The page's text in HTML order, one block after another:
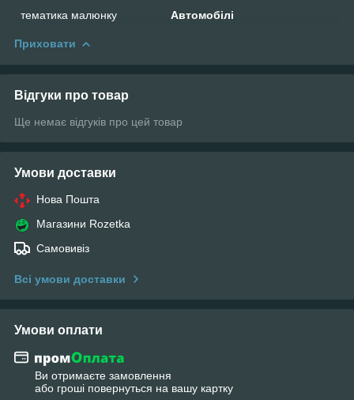
тематика малюнку
Автомобілі
Приховати
Відгуки про товар
Ще немає відгуків про цей товар
Умови доставки
Нова Пошта
Магазини Rozetka
Самовивіз
Всі умови доставки
Умови оплати
Ви отримаєте замовлення
або гроші повернуться на вашу картку